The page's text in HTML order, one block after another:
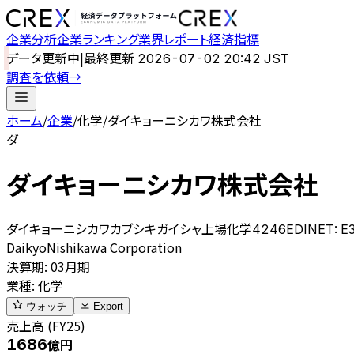
企業分析企業ランキング業界レポート経済指標
データ更新中|最終更新 2026-07-02 20:42 JST
調査を依頼→
ホーム/企業/化学/ダイキョーニシカワ株式会社
ダ
ダイキョーニシカワ株式会社
ダイキョーニシカワカブシキガイシャ 上場化学4246EDINET:
DaikyoNishikawa Corporation
決算期: 03月期
業種: 化学
ウォッチ Export
売上高 (FY25)
1686億円